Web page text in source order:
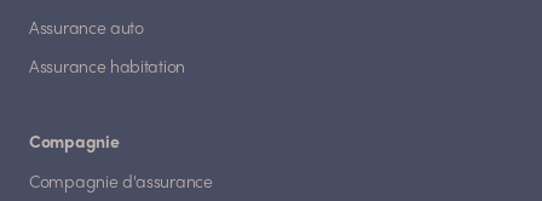
Assurance auto
Assurance habitation
Compagnie
Compagnie d'assurance